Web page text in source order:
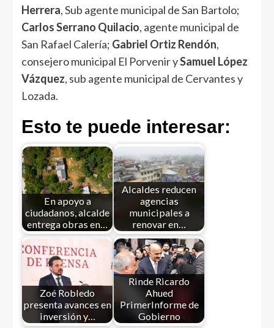
Herrera, Sub agente municipal de San Bartolo;
Carlos Serrano Quilacio, agente municipal de
San Rafael Calería; Gabriel Ortiz Rendón,
consejero municipal El Porvenir ySamuel López
Vázquez, sub agente municipal de Cervantes y
Lozada.
Esto te puede interesar:
En apoyo a
ciudadanos, alcalde
entrega obras en…
Alcaldes reducen
agencias
municipales a
renovar en…
Zoé Robledo
presenta avances en
inversión y…
Rinde Ricardo
Ahued
PrimerInforme de
Gobierno